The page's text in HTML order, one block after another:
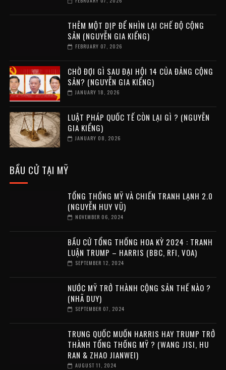
THÊM MỘT DỊP ĐỂ NHÌN LẠI CHẾ ĐỘ CỘNG
SẢN (NGUYỄN GIA KIỂNG)
FEBRUARY 07, 2026
CHỜ ĐỢI GÌ SAU ĐẠI HỘI 14 CỦA ĐẢNG CỘNG
SẢN? (NGUYỄN GIA KIỂNG)
JANUARY 18, 2026
LUẬT PHÁP QUỐC TẾ CÒN LẠI GÌ ? (NGUYỄN
GIA KIỂNG)
JANUARY 08, 2026
BẦU CỬ TẠI MỸ
TỔNG THỐNG MỸ VÀ CHIẾN TRANH LẠNH 2.0
(NGUYỄN HUY VŨ)
NOVEMBER 06, 2024
BẦU CỬ TỔNG THỐNG HOA KỲ 2024 : TRANH
LUẬN TRUMP – HARRIS (BBC, RFI, VOA)
SEPTEMBER 12, 2024
NƯỚC MỸ TRỞ THÀNH CỘNG SẢN THẾ NÀO ?
(NHÃ DUY)
SEPTEMBER 07, 2024
TRUNG QUỐC MUỐN HARRIS HAY TRUMP TRỞ
THÀNH TỔNG THỐNG MỸ ? (WANG JISI, HU
RAN & ZHAO JIANWEI)
AUGUST 11, 2024